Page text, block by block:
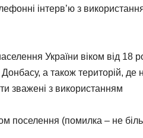
інтерв’ю з
України віком від 18
а також територій, де
зважені з використанням
поселення (помилка – не